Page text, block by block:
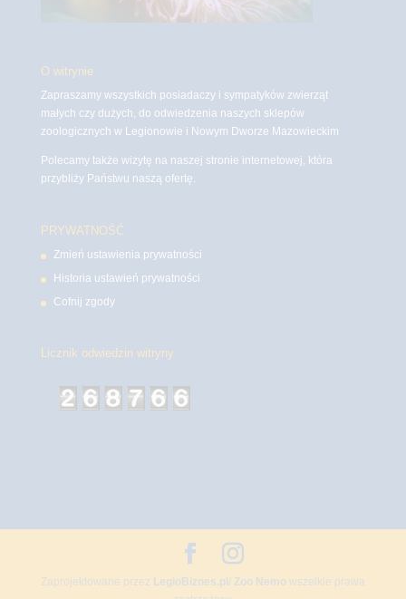
O witrynie
Zapraszamy wszystkich posiadaczy i sympatyków zwierząt
małych czy dużych, do odwiedzenia naszych sklepów
zoologicznych w Legionowie i Nowym Dworze Mazowieckim
Polecamy także wizytę na naszej stronie internetowej, która
przybliży Państwu naszą ofertę.
PRYWATNOŚĆ
Zmień ustawienia prywatności
Historia ustawień prywatności
Cofnij zgody
Licznik odwiedzin witryny
Zaprojektowane przez LegioBiznes.pl/ Zoo Nemowszelkie prawa